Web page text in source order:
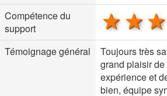
Compétence du
support
2
1
Témoignage général
Toujours très
grand plaisir
expérience et
bien, équipe